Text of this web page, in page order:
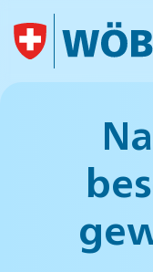
Skip to main